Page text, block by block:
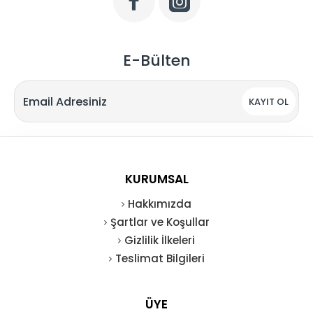
E-Bülten
KAYIT OL
KURUMSAL
Hakkımızda
Şartlar ve Koşullar
Gizlilik İlkeleri
Teslimat Bilgileri
ÜYE